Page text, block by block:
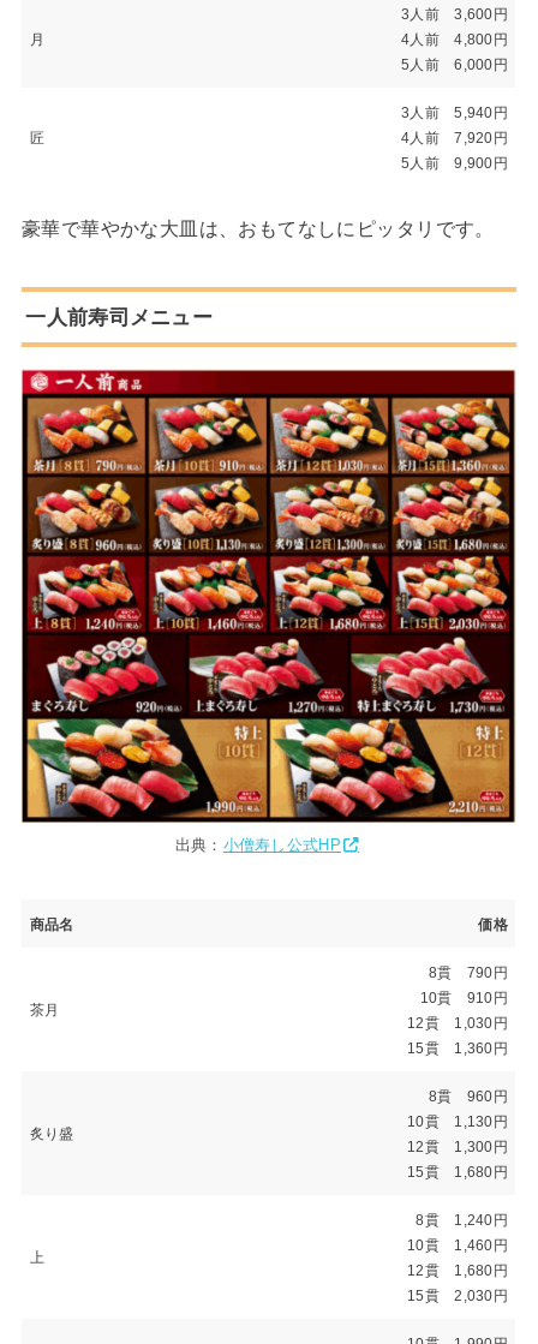
月
3人前 3,600円
4人前 4,800円
5人前 6,000円
匠
3人前 5,940円
4人前 7,920円
5人前 9,900円
豪華で華やかな大皿は、おもてなしにピッタリです。
一人前寿司メニュー
出典： 小僧寿し公式HP
商品名 価格
茶月
8貫 790円
10貫 910円
12貫 1,030円
15貫 1,360円
炙り盛
8貫 960円
10貫 1,130円
12貫 1,300円
15貫 1,680円
上
8貫 1,240円
10貫 1,460円
12貫 1,680円
15貫 2,030円